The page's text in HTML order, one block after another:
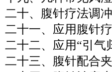
二十、腹针疗法调
二十一、应用腹针
二十二、应用“引气
二十三、腹针配合